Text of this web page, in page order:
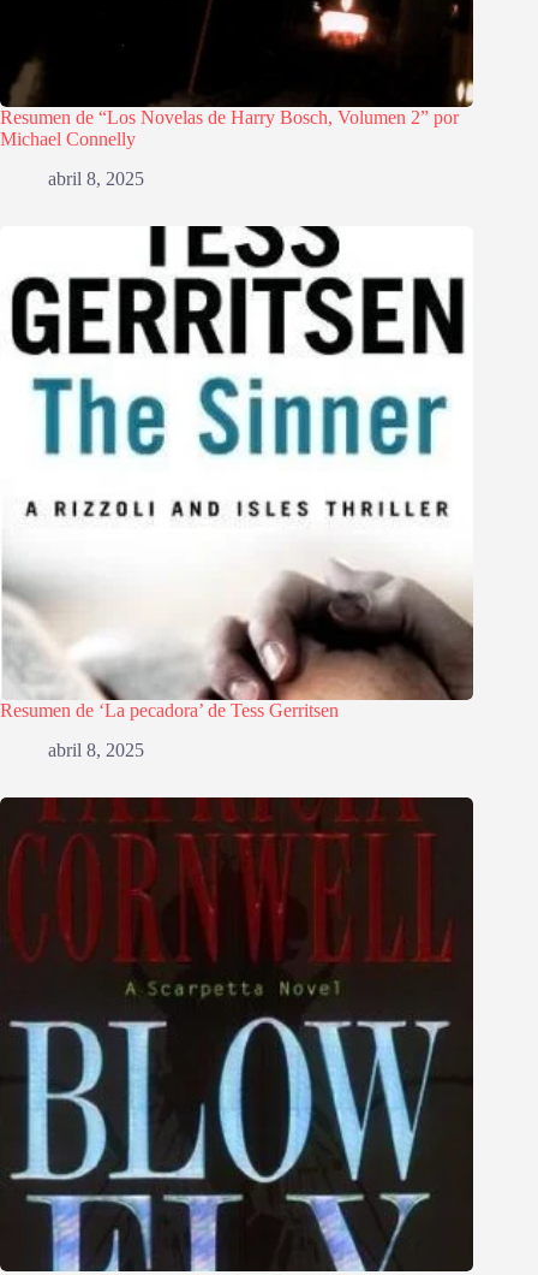
Resumen de “Los Novelas de Harry Bosch, Volumen 2” por
Michael Connelly
abril 8, 2025
Resumen de ‘La pecadora’ de Tess Gerritsen
abril 8, 2025